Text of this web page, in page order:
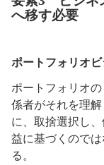
へ移す必要
ポートフォリオ
ポートフォリオ
係者がそれを理
に、取捨選択し
益に基づくので
る。